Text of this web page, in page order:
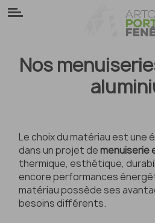
Panneau de gestion des cookies
Nos
Le choix du matériau est une
dans un projet demenuiserie
thermique, esthétique,
encore performances
matériau possède ses
besoins différents.